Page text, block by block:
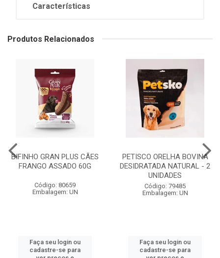
Características
Produtos Relacionados
BIFINHO GRAN PLUS CÃES
FRANGO ASSADO 60G
Código: 80659
Embalagem: UN
Faça seu login ou
cadastre-se para
PETISCO ORELHA BOVINA
DESIDRATADA NATURAL - 2
UNIDADES
Código: 79485
Embalagem: UN
Faça seu login ou
cadastre-se para